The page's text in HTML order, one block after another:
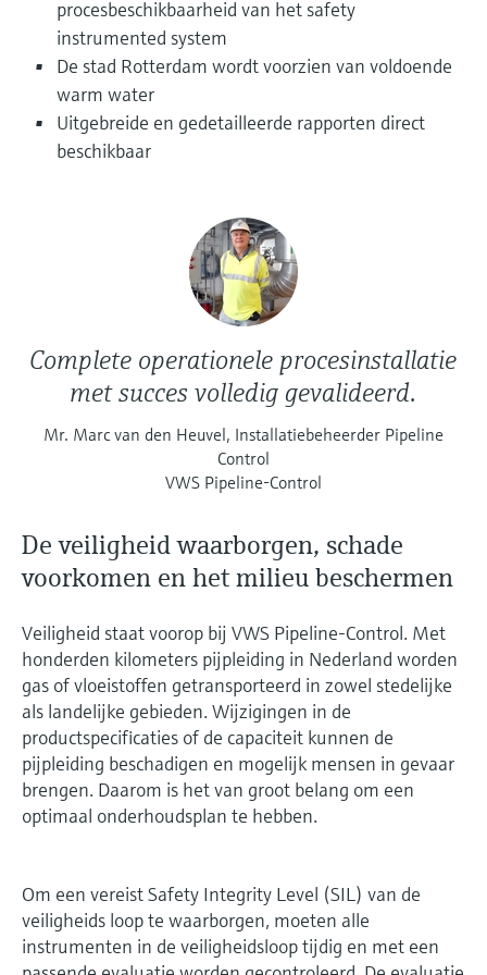
Device Viewer
Find product-specific information and
documentation
Spare parts finder
Find spare parts by product root, order code,
Level measurement with pressure
Alles winkelen
Memosens technology
Alles winkelen
besluitvormingsniveau
procesbeschikbaarheid van het safety
instrumented system
De stad Rotterdam wordt voorzien van voldoende
warm water
Uitgebreide en gedetailleerde rapporten direct
beschikbaar
Complete operationele procesinstallatie
met succes volledig gevalideerd.
Mr. Marc van den Heuvel, Installatiebeheerder Pipeline
Control
VWS Pipeline-Control
De veiligheid waarborgen, schade
voorkomen en het milieu beschermen
Veiligheid staat voorop bij VWS Pipeline-Control. Met
honderden kilometers pijpleiding in Nederland worden
gas of vloeistoffen getransporteerd in zowel stedelijke
als landelijke gebieden. Wijzigingen in de
productspecificaties of de capaciteit kunnen de
pijpleiding beschadigen en mogelijk mensen in gevaar
brengen. Daarom is het van groot belang om een
optimaal onderhoudsplan te hebben.
Om een vereist Safety Integrity Level (SIL) van de
veiligheids loop te waarborgen, moeten alle
instrumenten in de veiligheidsloop tijdig en met een